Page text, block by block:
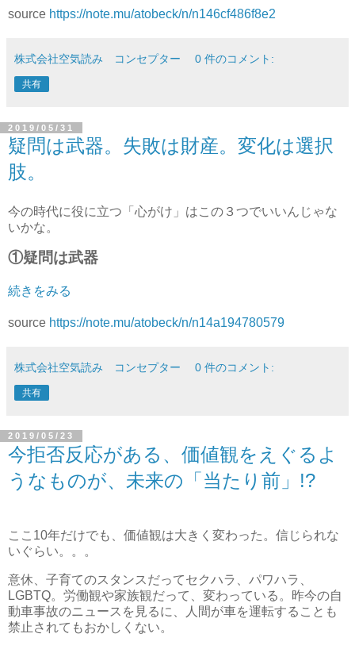
source https://note.mu/atobeck/n/n146cf486f8e2
株式会社空気読み コンセプター 0 件のコメント:
共有
2019/05/31
疑問は武器。失敗は財産。変化は選択
肢。
今の時代に役に立つ「心がけ」はこの３つでいいんじゃな
いかな。
①疑問は武器
続きをみる
source https://note.mu/atobeck/n/n14a194780579
株式会社空気読み コンセプター 0 件のコメント:
共有
2019/05/23
今拒否反応がある、価値観をえぐるよ
うなものが、未来の「当たり前」!?
ここ10年だけでも、価値観は大きく変わった。信じられな
いぐらい。。。
意休、子育てのスタンスだってセクハラ、パワハラ、
LGBTQ。労働観や家族観だって、変わっている。昨今の自
動車事故のニュースを見るに、人間が車を運転することも
禁止されてもおかしくない。